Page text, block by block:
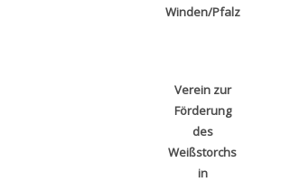
Winden/Pfalz
Verein zur
Förderung
des
Weißstorchs
in